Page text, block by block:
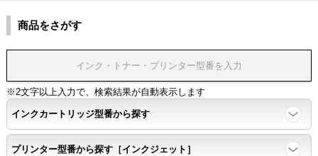
商品をさがす
※2文字以上入力で、検索結果が自動表示します
インクカートリッジ型番から探す
プリンター型番から探す［インクジェット］